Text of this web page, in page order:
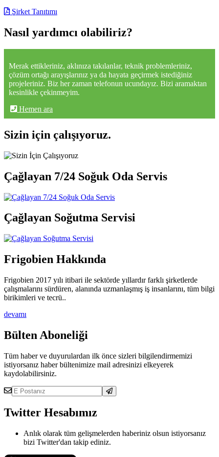
Şirket Tanıtımı
Nasıl yardımcı olabiliriz?
Merak ettikleriniz, aklınıza takılanlar, teknik problemleriniz,
çözüm ortağı arayışlarınız ya da hayata geçirmek istediğiniz
projeleriniz. Biz her zaman telefonun ucundayız. Bizi aramaktan
kesinlikle çekinmeyim.
Hemen ara
Sizin için çalışıyoruz.
Çağlayan 7/24 Soğuk Oda Servis
Çağlayan Soğutma Servisi
Frigobien Hakkında
Frigobien 2017 yılı itibari ile sektörde yıllardır farklı şirketlerde
çalışmalarını sürdüren, alanında uzmanlaşmış iş insanlarını, tüm bilgi
birikimleri ve tecrü..
devamı
Bülten Aboneliği
Tüm haber ve duyurulardan ilk önce sizleri bilgilendirmemizi
istiyorsanız haber bültenimize mail adresinizi elkeyerek
kaydolabilirsiniz.
Twitter Hesabımız
Anlık olarak tüm gelişmelerden haberiniz olsun istiyorsanız
bizi Twitter'dan takip ediniz.